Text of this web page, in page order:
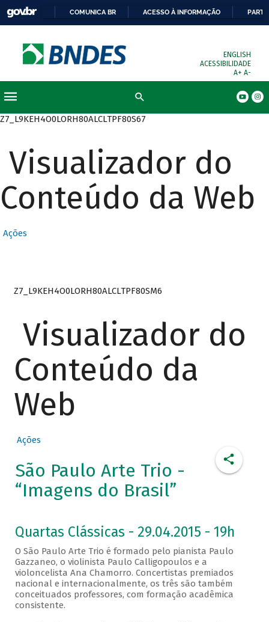
COMUNICA BR ACESSO À INFORMAÇÃO
ENGLISH
ACESSIBILIDADE
A+ A-
Z7_L9KEH4O0LORH80ALCLTPF80S67
Visualizador do
Conteúdo da Web
Ações
Z7_L9KEH4O0LORH80ALCLTPF80SM6
Visualizador do
Conteúdo da
Web
Ações
São Paulo Arte Trio -
“Imagens do Brasil”
Quartas Clássicas - 29.04.2015 - 19h
O São Paulo Arte Trio é formado pelo pianista Paulo
Gazzaneo, o violinista Paulo Calligopoulos e a
violoncelista Ana Chamorro. Concertistas premiados
nacional e internacionalmente, os três são também
conceituados professores, com formação acadêmica
consistente.